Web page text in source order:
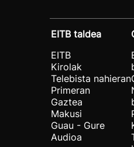
EITB taldea
EITB
Kirolak
Telebista nahieran
Primeran
Gaztea
Makusi
Guau - Gure
Audioa